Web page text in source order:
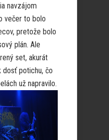
navzájom
večer to bolo
pretože bolo
plán. Ale
set, akurát
dosť potichu, čo
už napravilo.